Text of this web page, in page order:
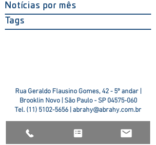
Notícias por mês
Tags
Rua Geraldo Flausino Gomes, 42 - 5º andar |
Brooklin Novo | São Paulo - SP 04575-060
Tel. (11) 5102-5656 abrahy@abrahy.com.br
©2018 ABRAHY. criado pela TR2 Art + Design